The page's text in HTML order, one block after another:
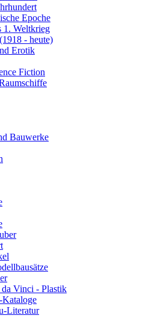
Epoche
1. Weltkrieg
- heute)
Erotik
Fiction
Bauwerke
Vinci - Plastik
Kataloge
Literatur